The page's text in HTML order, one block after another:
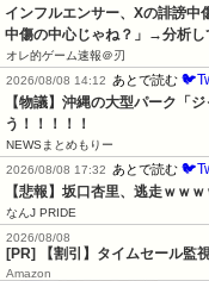
インフルエンサー、Xの誹謗
中傷の中心じゃね？」→分析し
オレ的ゲーム速報＠刃
2026/08/08 14:12
あとで読む
【物議】沖縄の大型パーク「
う！！！！！
NEWSまとめもりー
2026/08/08 17:32
あとで読む
【悲報】坂口杏里、逃走ｗｗ
なんJ PRIDE
2026/08/08
[PR] 【割引】タイムセール監
Amazon